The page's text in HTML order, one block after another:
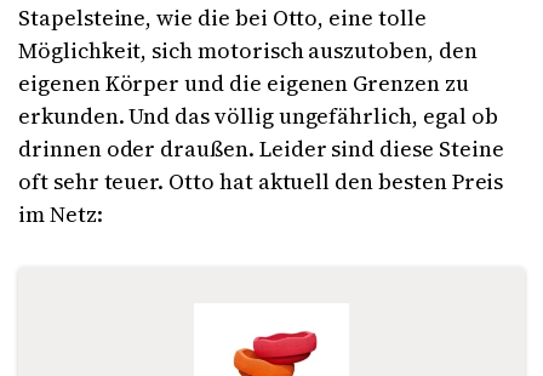
Stapelsteine, wie die bei Otto, eine tolle
Möglichkeit, sich motorisch auszutoben, den
eigenen Körper und die eigenen Grenzen zu
erkunden. Und das völlig ungefährlich, egal ob
drinnen oder draußen. Leider sind diese Steine
oft sehr teuer. Otto hat aktuell den besten Preis
im Netz: